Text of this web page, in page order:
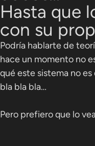
Hasta que
con su
Podría hablarte de
hace un momento no
qué este sistema no
bla bla bla…
Pero prefiero que lo